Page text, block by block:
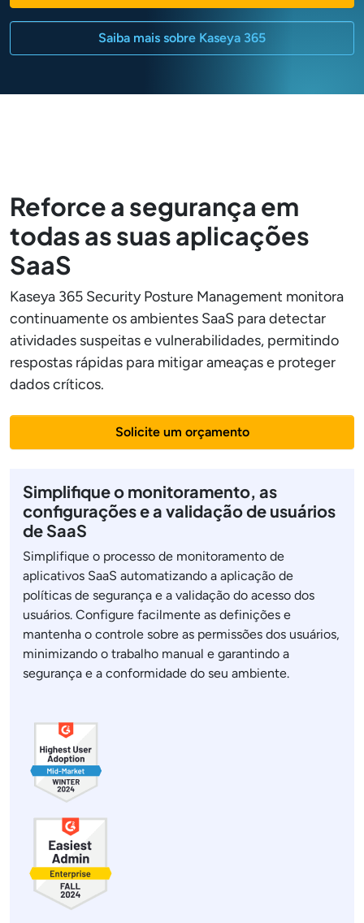
Saiba mais sobre Kaseya 365
Reforce a segurança em
todas as suas aplicações
SaaS
Kaseya 365 Security Posture Management monitora
continuamente os ambientes SaaS para detectar
atividades suspeitas e vulnerabilidades, permitindo
respostas rápidas para mitigar ameaças e proteger
dados críticos.
Solicite um orçamento
Simplifique o monitoramento, as
configurações e a validação de usuários
de SaaS
Simplifique o processo de monitoramento de
aplicativos SaaS automatizando a aplicação de
políticas de segurança e a validação do acesso dos
usuários. Configure facilmente as definições e
mantenha o controle sobre as permissões dos usuários,
minimizando o trabalho manual e garantindo a
segurança e a conformidade do seu ambiente.